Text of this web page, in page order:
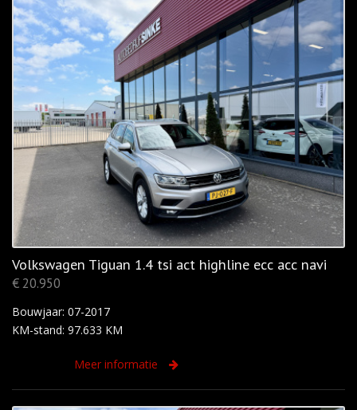
Volkswagen Tiguan 1.4 tsi act highline ecc acc navi
€ 20.950
Bouwjaar: 07-2017
KM-stand: 97.633 KM
Meer informatie